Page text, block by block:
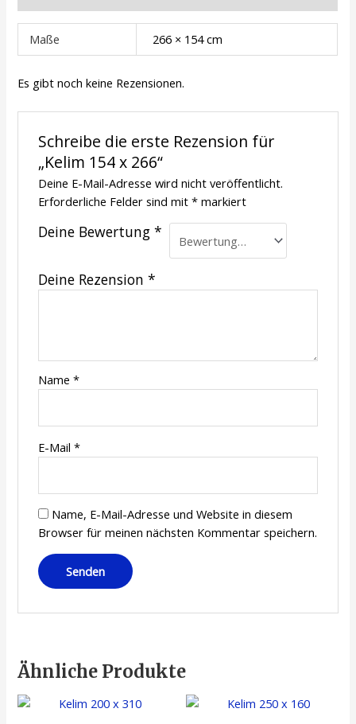
Maße 266 × 154 cm
Es gibt noch keine Rezensionen.
Schreibe die erste Rezension für
„Kelim 154 x 266“
Deine E-Mail-Adresse wird nicht veröffentlicht.
Erforderliche Felder sind mit *markiert
Deine Bewertung *
Deine Rezension *
Name *
E-Mail *
Name, E-Mail-Adresse und Website in diesem
Browser für meinen nächsten Kommentar speichern.
Ähnliche Produkte